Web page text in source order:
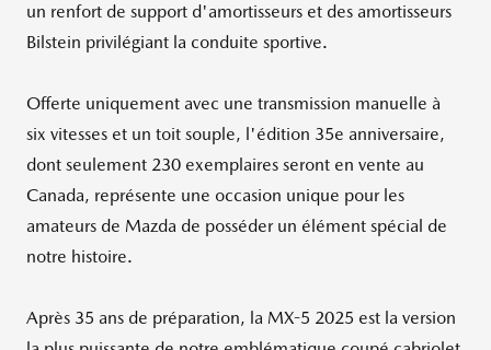
un renfort de support d'amortisseurs et des amortisseurs
Bilstein privilégiant la conduite sportive.
Offerte uniquement avec une transmission manuelle à
six vitesses et un toit souple, l'édition 35e anniversaire,
dont seulement 230 exemplaires seront en vente au
Canada, représente une occasion unique pour les
amateurs de Mazda de posséder un élément spécial de
notre histoire.
Après 35 ans de préparation, la MX-5 2025 est la version